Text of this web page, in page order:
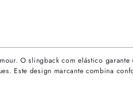
O slingback com elástico
Este design marcante combina